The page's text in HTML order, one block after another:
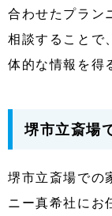
合わせたプラン
相談することで
体的な情報を得
堺市立斎場
堺市立斎場での
ニー真希社にお